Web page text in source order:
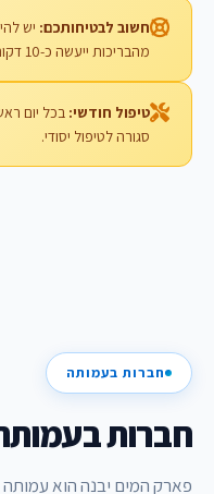
חשוב לבטיחותכם: יש
מהבריכות ייעשה כ-10 דקות לפני שעת הסגירה.
טיפול חודשי: בכל יום
סגורה לטיפול יסודי.
חברות בעמותה
חברות
פארק המים יבנה הוא